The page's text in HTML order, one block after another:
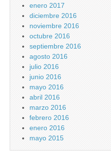
enero 2017
diciembre 2016
noviembre 2016
octubre 2016
septiembre 2016
agosto 2016
julio 2016
junio 2016
mayo 2016
abril 2016
marzo 2016
febrero 2016
enero 2016
mayo 2015